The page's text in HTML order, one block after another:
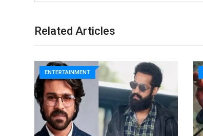
Related Articles
ENTERTAINMENT